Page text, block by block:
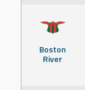
Boston
River